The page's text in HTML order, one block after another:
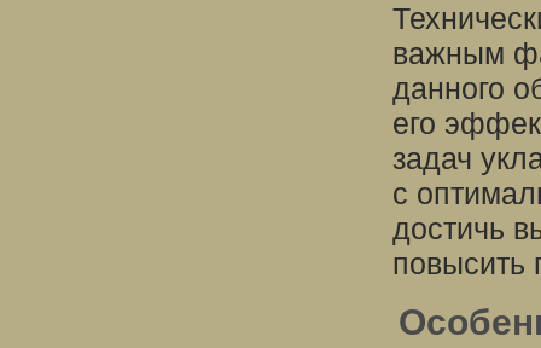
важным
данного
его
задач
с
достичь
повысить